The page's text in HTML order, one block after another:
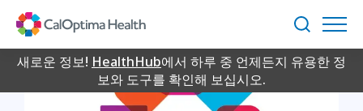
Content
검
색
새로운 정보! HealthHub에서 하루 중 언제든지 유용한 정
보와 도구를 확인해 보십시오.